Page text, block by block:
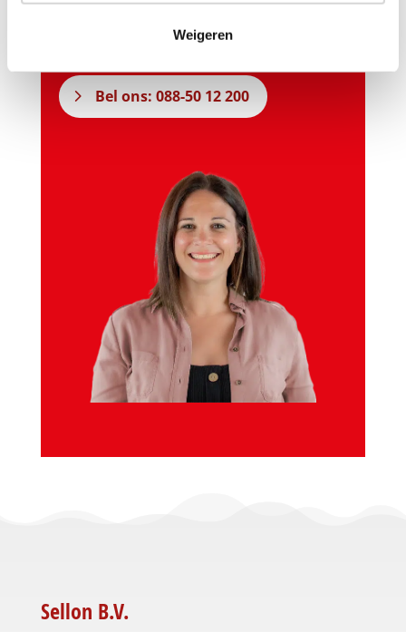
Weigeren
Stuur ons een bericht
Bel ons: 088-50 12 200
Sellon B.V.